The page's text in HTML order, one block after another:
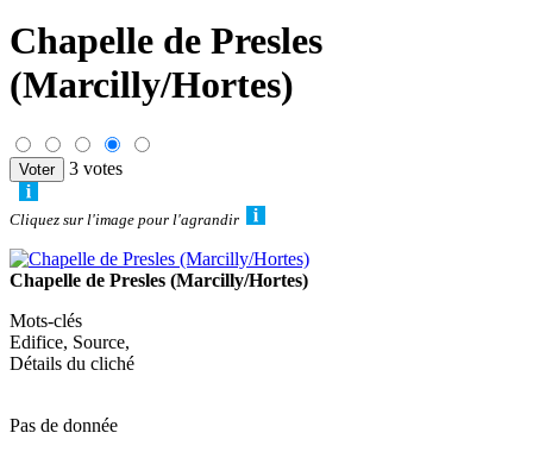
Chapelle de Presles
(Marcilly/Hortes)
3 votes
Cliquez sur l'image pour l'agrandir
Chapelle de Presles (Marcilly/Hortes)
Mots-clés
Edifice, Source,
Détails du cliché
Pas de donnée